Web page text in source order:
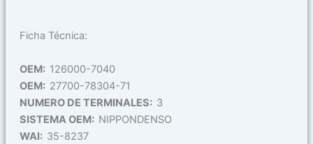
Ficha Técnica:
OEM: 126000-7040
OEM: 27700-78304-71
NUMERO DE TERMINALES: 3
SISTEMA OEM: NIPPONDENSO
WAI: 35-8237